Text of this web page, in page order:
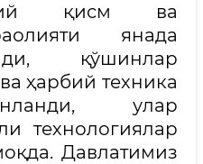
қисм ва
янада
қўшинлар
ҳарбий техника
улар
технологиялар
Давлатимиз